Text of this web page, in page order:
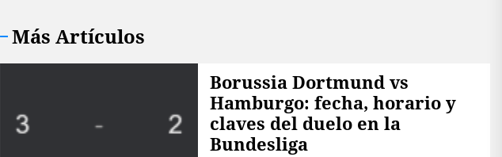
Más Artículos
Borussia Dortmund vs
Hamburgo: fecha, horario y
claves del duelo en la
Bundesliga